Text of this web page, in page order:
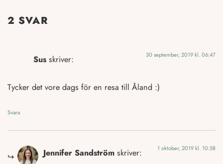
2 SVAR
Sus skriver: 30 september, 2019 kl. 06:47
Tycker det vore dags för en resa till Åland :)
Svara
Jennifer Sandström skriver: 1 oktober, 2019 kl. 10:58